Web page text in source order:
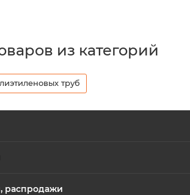
из категорий
труб
распродажи